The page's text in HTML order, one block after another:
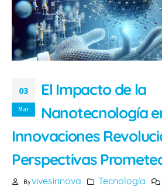
03
Mar
El Impacto de la
Nanotecnología
Innovaciones
Perspectivas
Byvivesinnova Tecnología